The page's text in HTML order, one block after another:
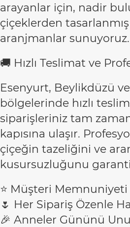
arayanlar için, nadir
çiçeklerden tasarlanmış
aranjmanlar sunuyoruz.
🚚 Hızlı Teslimat ve
Esenyurt, Beylikdüzü ve
bölgelerinde hızlı
siparişleriniz tam
kapısına ulaşır.
çiçeğin tazeliğini ve
kusursuzluğunu
⭐ Müşteri
🌷 Her Sipariş Özenle
🎉 Anneler Gününü